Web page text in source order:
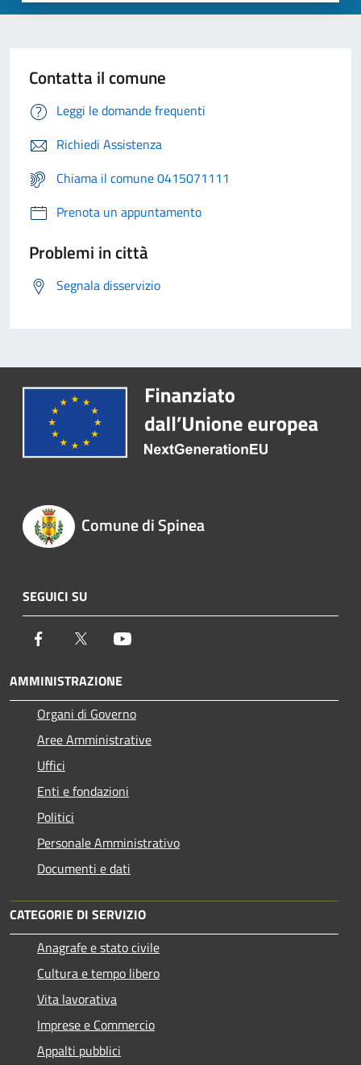
Contatta il comune
Leggi le domande frequenti
Richiedi Assistenza
Chiama il comune 0415071111
Prenota un appuntamento
Problemi in città
Segnala disservizio
Comune di Spinea
SEGUICI SU
Facebook Twitter
AMMINISTRAZIONE
Organi di Governo
Aree Amministrative
Uffici
Enti e fondazioni
Politici
Personale Amministrativo
Documenti e dati
CATEGORIE DI SERVIZIO
Anagrafe e stato civile
Cultura e tempo libero
Vita lavorativa
Imprese e Commercio
Appalti pubblici